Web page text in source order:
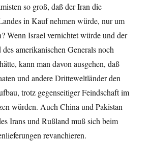
so groß, daß der Iran die
in Kauf nehmen würde, nur um
Wenn Israel vernichtet würde und der
amerikanischen Generals noch
kann man davon ausgehen, daß
und andere Dritteweltländer den
trotz gegenseitiger Feindschaft im
würden. Auch China und Pakistan
Irans und Rußland muß sich beim
revanchieren.